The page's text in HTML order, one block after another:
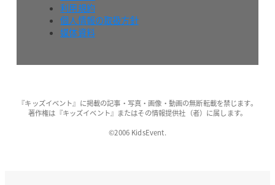
利用規約
個人情報の取扱方針
媒体資料
『キッズイベント』に掲載の記事・写真・画像・動画の無断転載を禁じます。
著作権は『キッズイベント』またはその情報提供社（者）に属します。
©2006 KidsEvent.